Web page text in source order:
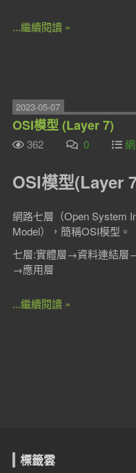
...繼續閱讀 »
2023-05-07
OSI模型 (Layer 7)
362 0
OSI模型(Layer
網路七層（Open System
Model），簡稱OSI模型。
七層:實體層→資料連結
→應用層
...繼續閱讀 »
標籤雲